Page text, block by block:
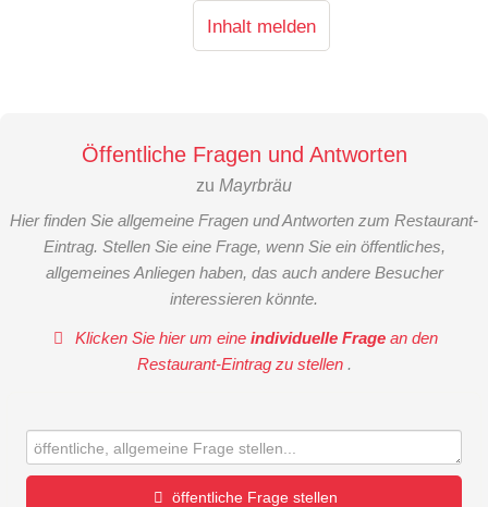
Inhalt melden
Öffentliche Fragen und Antworten
zu Mayrbräu
Hier finden Sie allgemeine Fragen und Antworten zum Restaurant-
Eintrag. Stellen Sie eine Frage, wenn Sie ein öffentliches,
allgemeines Anliegen haben, das auch andere Besucher
interessieren könnte.
Klicken Sie hier um eineindividuelle Frage an den
Restaurant-Eintrag zu stellen .
öffentliche Frage stellen